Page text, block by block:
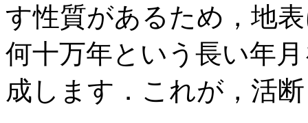
す性質があるため，地
何十万年という長い年
成します．これが，活